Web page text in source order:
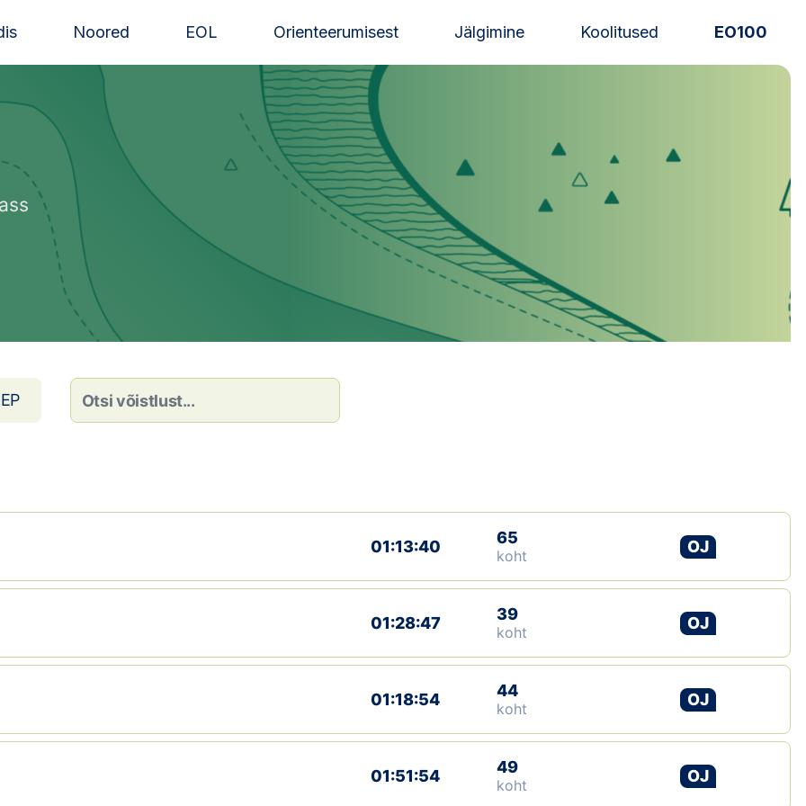
Noored EOL Orienteerumisest Jälgimine Koolitused EO100
Orienteerujale
Eesti Orienteerumine 100!
Toetamine
Telli litsents!
Galerii
Kaardid
Kalender
Koondised
Tule klubisse!
Dokumendid
EP
01:13:40 65
koht
OJ
01:28:47 39
koht
OJ
01:18:54 44
koht
OJ
01:51:54 49
koht
OJ